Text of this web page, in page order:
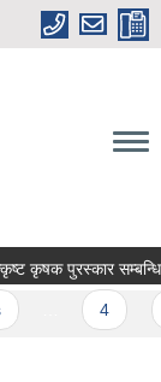
राष्ट्रिय उत्कृष्ट कृषक पुरस्कार